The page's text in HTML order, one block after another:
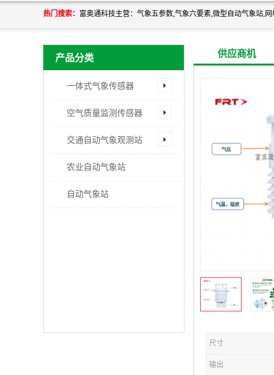
热门搜索：
产品分类
一体式气象传感器
空气质量监测传感器
交通自动气象观测站
农业自动气象站
自动气象站
供应商机
尺寸
输出